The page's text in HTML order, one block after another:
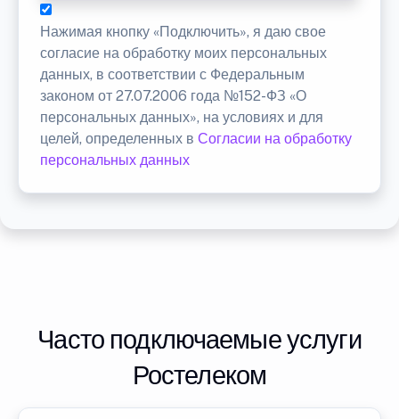
Нажимая кнопку «Подключить», я даю свое
согласие на обработку моих персональных
данных, в соответствии с Федеральным
законом от 27.07.2006 года №152-ФЗ «О
персональных данных», на условиях и для
целей, определенных в Согласии на обработку
персональных данных
Часто подключаемые услуги
Ростелеком